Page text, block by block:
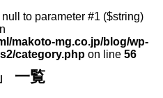
to parameter #1 ($string)
makoto-mg.co.jp/blog/wp-
category.php on line 56
一覧